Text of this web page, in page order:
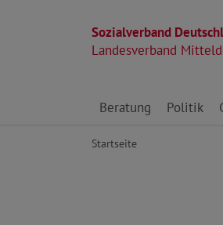
Sozialverband
Landesverband
Direkt zu den Inhalten
Beratung Politik
Startseite